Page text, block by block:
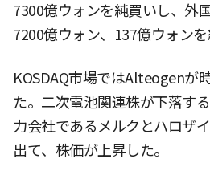
7300億ウォンを純買いし、外
7200億ウォン、137億ウォンを
KOSDAQ市場ではAlteogenが
た。二次電池関連株が下落す
力会社であるメルクとハロザ
出て、株価が上昇した。